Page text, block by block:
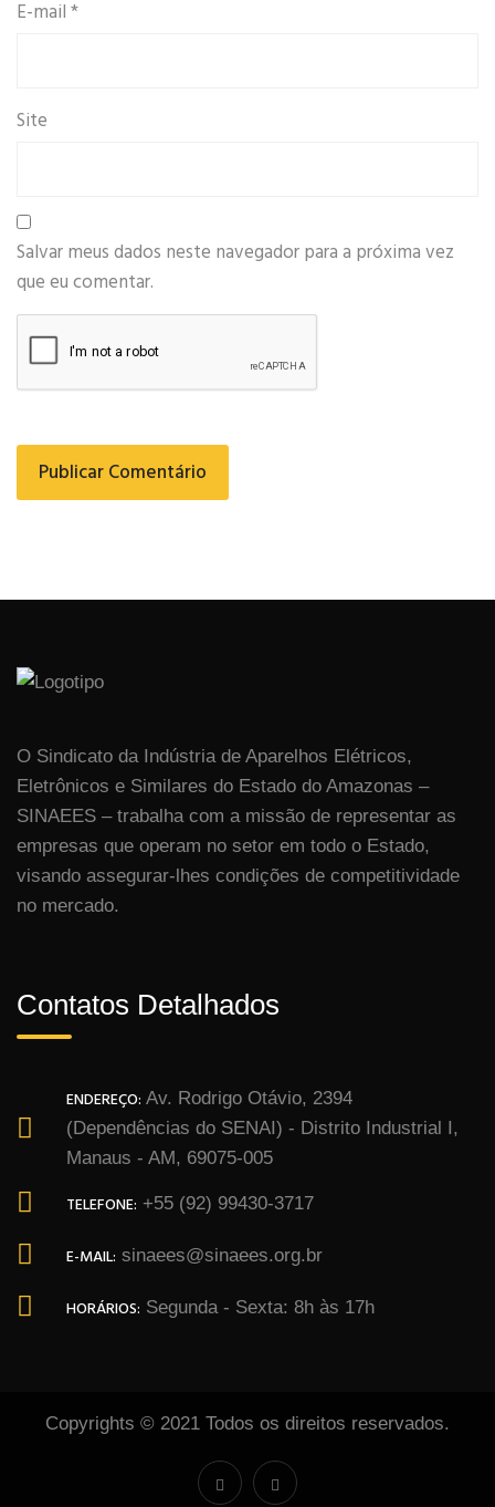
E-mail*
Site
Salvar meus dados neste navegador para a próxima vez
que eu comentar.
O Sindicato da Indústria de Aparelhos Elétricos,
Eletrônicos e Similares do Estado do Amazonas –
SINAEES – trabalha com a missão de representar as
empresas que operam no setor em todo o Estado,
visando assegurar-lhes condições de competitividade
no mercado.
Contatos Detalhados
ENDEREÇO: Av. Rodrigo Otávio, 2394
(Dependências do SENAI) - Distrito Industrial I,
Manaus - AM, 69075-005
TELEFONE: +55 (92) 99430-3717
E-MAIL: sinaees@sinaees.org.br
HORÁRIOS: Segunda - Sexta: 8h às 17h
Copyrights © 2021 Todos os direitos reservados.